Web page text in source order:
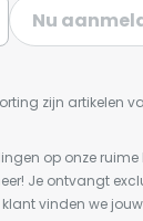
Nu
zijn artikelen
op onze
Je ontvangt
vinden we